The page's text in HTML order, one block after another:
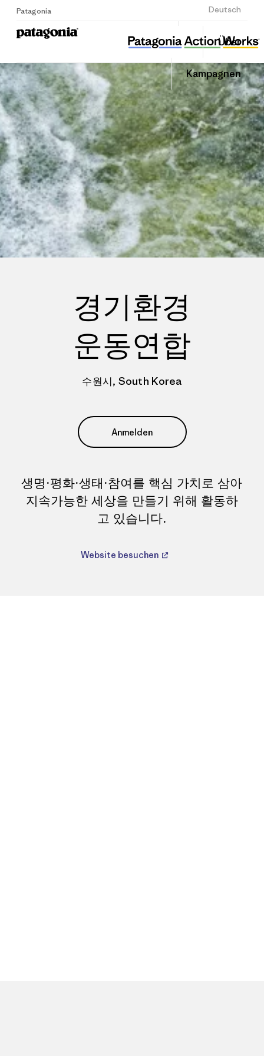
Patagonia Deutsch
Anmelden
Über
Kampagnen
경기환경운동연합
Diesen
Beitrag
Auf
teilen
경기환경
운동연합
수원시, South Korea
Anmelden
생명·평화·생태·참여를 핵심 가치로 삼아
지속가능한 세상을 만들기 위해 활동하
고 있습니다.
Website besuchen